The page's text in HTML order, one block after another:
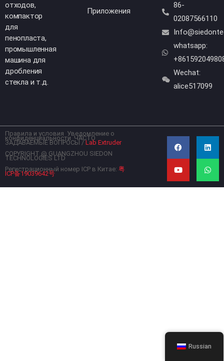
86-
02087566110
whatsapp:
Wechat:
alice517099
Приложения
отходов,
компактор
для
пенопласта,
промышленная
машина для
дробления
стекла и т.д.
Правила и условия Уведомление о
конфиденциальности ЧАСТО
ЗАДАВАЕМЫЕ ВОПРОСЫ /Lab Extruder
COPYRIGHT @ GUANGZHOU SIEDON
TECHNOLOGIES LTD
Регистрационный номер ICP в Китае: 粤
ICP备19039642号
F
a
c
e
o
o
k
L
n
k
d
i
n
Y
o
u
t
b
e
W
a
t
a
p
p
Russian